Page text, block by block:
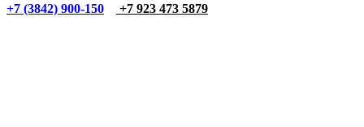
+7 (3842) 900-150
+7 923 473 5879